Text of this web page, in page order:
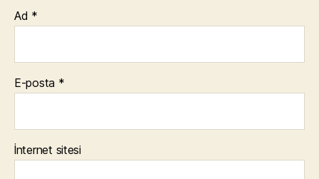
Ad *
E-posta *
İnternet sitesi